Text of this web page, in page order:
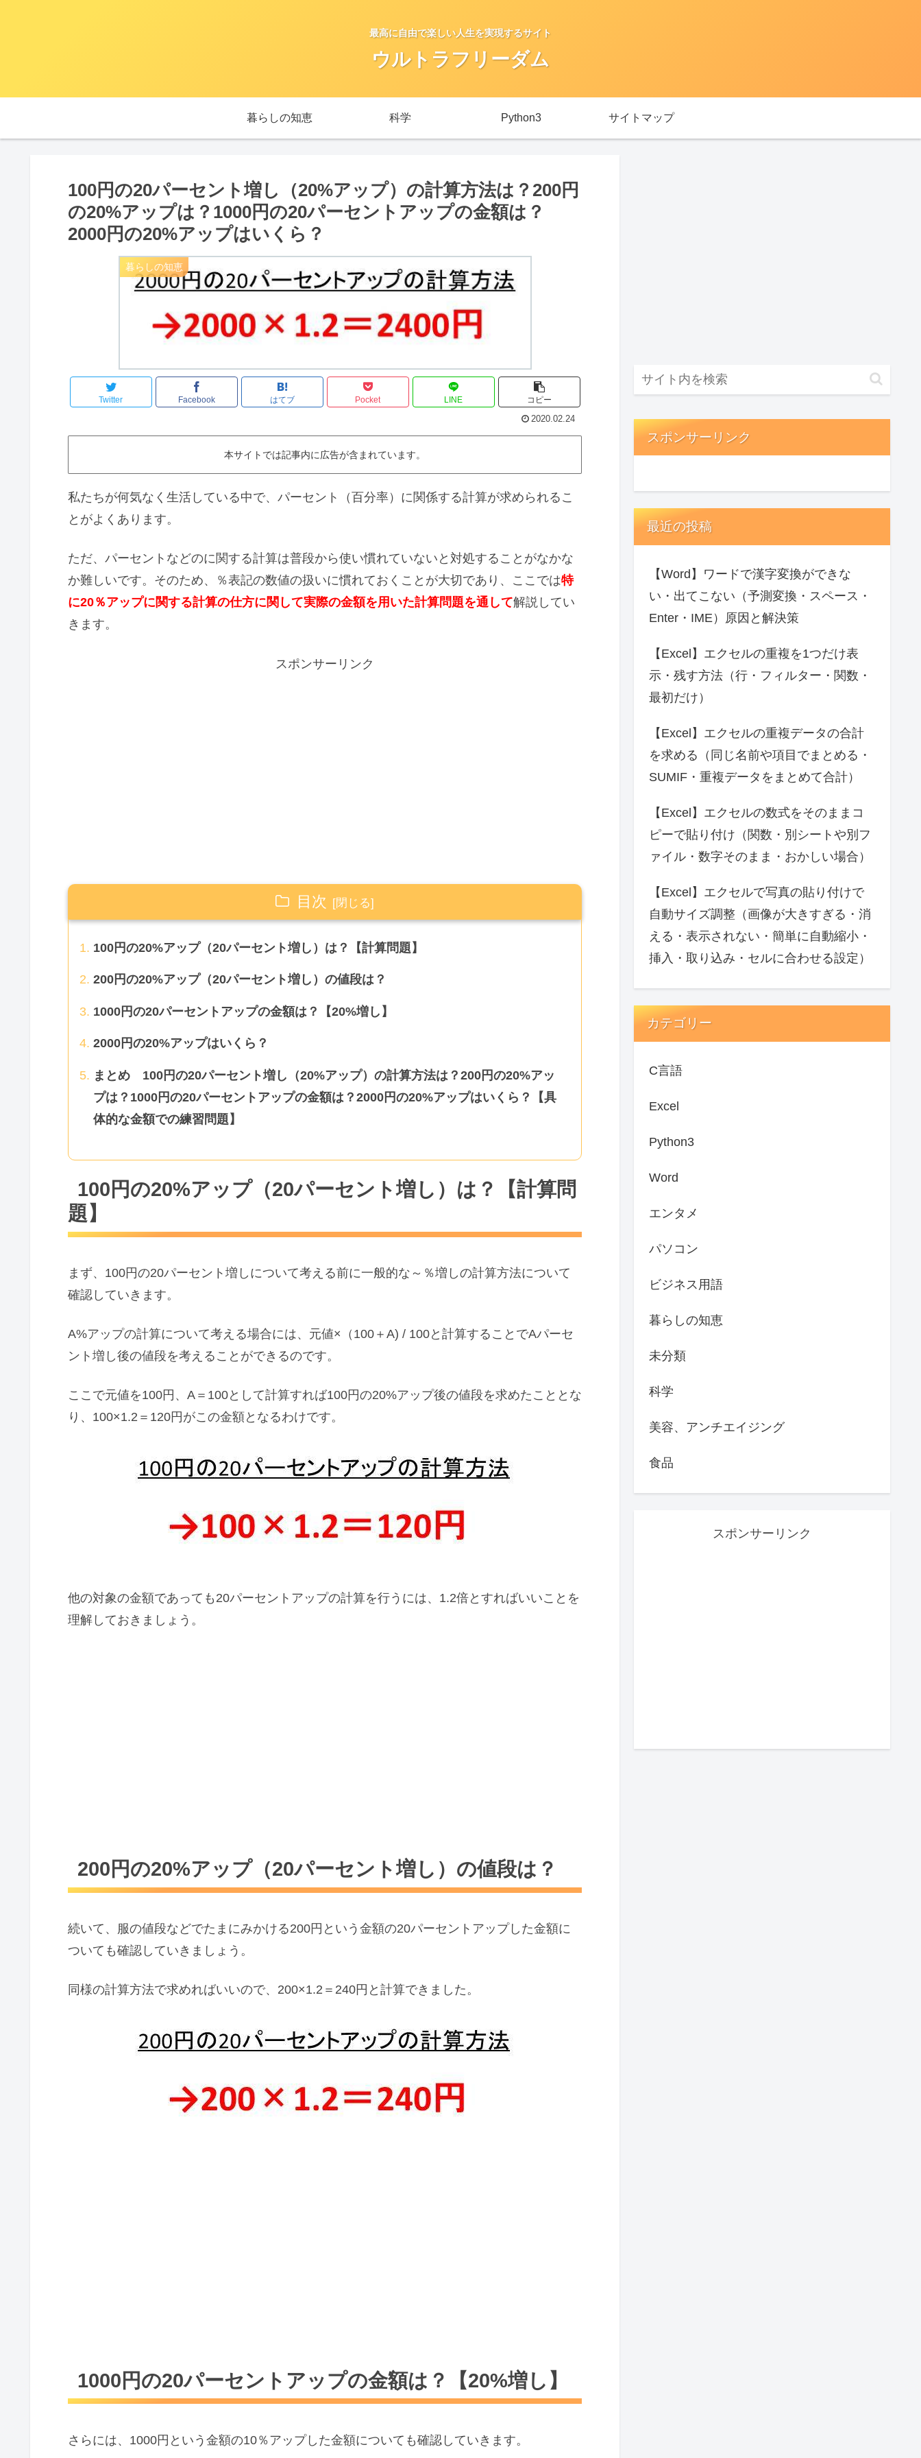
最高に自由で楽しい人生を実現するサイト
ウルトラフリーダム
暮らしの知恵 科学 Python3 サイトマップ
100円の20パーセント増し（20%アップ）の計算方法は？200円
の20%アップは？1000円の20パーセントアップの金額は？
2000円の20%アップはいくら？
暮らしの知恵
Twitter Facebook はてブ Pocket LINE コピー
2020.02.24
本サイトでは記事内に広告が含まれています。
私たちが何気なく生活している中で、パーセント（百分率）に関係する計算が求められるこ
とがよくあります。
ただ、パーセントなどのに関する計算は普段から使い慣れていないと対処することがなかな
か難しいです。そのため、％表記の数値の扱いに慣れておくことが大切であり、ここでは特
に20％アップに関する計算の仕方に関して実際の金額を用いた計算問題を通して解説してい
きます。
スポンサーリンク
目次
100円の20%アップ（20パーセント増し）は？【計算問題】
200円の20%アップ（20パーセント増し）の値段は？
1000円の20パーセントアップの金額は？【20%増し】
2000円の20%アップはいくら？
まとめ 100円の20パーセント増し（20%アップ）の計算方法は？200円の20%アッ
プは？1000円の20パーセントアップの金額は？2000円の20%アップはいくら？【具
体的な金額での練習問題】
100円の20%アップ（20パーセント増し）は？【計算問
題】
まず、100円の20パーセント増しについて考える前に一般的な～％増しの計算方法について
確認していきます。
A%アップの計算について考える場合には、元値×（100＋A) / 100と計算することでAパーセ
ント増し後の値段を考えることができるのです。
ここで元値を100円、A＝100として計算すれば100円の20%アップ後の値段を求めたこととな
り、100×1.2＝120円がこの金額となるわけです。
他の対象の金額であっても20パーセントアップの計算を行うには、1.2倍とすればいいことを
理解しておきましょう。
200円の20%アップ（20パーセント増し）の値段は？
続いて、服の値段などでたまにみかける200円という金額の20パーセントアップした金額に
ついても確認していきましょう。
同様の計算方法で求めればいいので、200×1.2＝240円と計算できました。
1000円の20パーセントアップの金額は？【20%増し】
さらには、1000円という金額の10％アップした金額についても確認していきます。
スポンサーリンク
最近の投稿
【Word】ワードで漢字変換ができな
い・出てこない（予測変換・スペース・
Enter・IME）原因と解決策
【Excel】エクセルの重複を1つだけ表
示・残す方法（行・フィルター・関数・
最初だけ）
【Excel】エクセルの重複データの合計
を求める（同じ名前や項目でまとめる・
SUMIF・重複データをまとめて合計）
【Excel】エクセルの数式をそのままコ
ピーで貼り付け（関数・別シートや別フ
ァイル・数字そのまま・おかしい場合）
【Excel】エクセルで写真の貼り付けで
自動サイズ調整（画像が大きすぎる・消
える・表示されない・簡単に自動縮小・
挿入・取り込み・セルに合わせる設定）
カテゴリー
C言語
Excel
Python3
Word
エンタメ
パソコン
ビジネス用語
暮らしの知恵
未分類
科学
美容、アンチエイジング
食品
スポンサーリンク